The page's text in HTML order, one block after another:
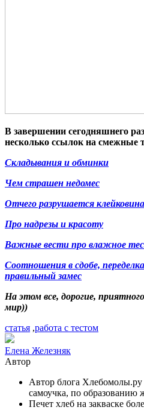
В завершении сегодняшнего
несколько ссылок на смежные
Складывания и обминки
Чем страшен недомес
Отчего разрушается клейковина
Про надрезы и красоту
Важные вести про влажное
Соотношения в сдобе,
правильный замес
На этом все, дорогие,
мир))
статья ,работа с тестом
Елена Железняк
Автор
Автор блога Хлебомолы.ру
самоучка, по образованию
Печет хлеб на закваске